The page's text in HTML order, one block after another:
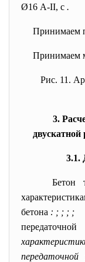
Ø16 А-II, с .
Принимаем
Принимаем
Рис. 11.
3.
3.1.
Бетон
бетона : ;
передаточной